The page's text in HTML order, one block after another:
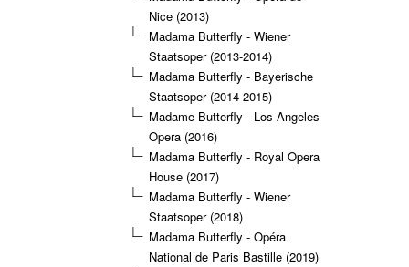
Nice (2013)
Madama Butterfly - Wiener
Staatsoper (2013-2014)
Madama Butterfly - Bayerische
Staatsoper (2014-2015)
Madame Butterfly - Los Angeles
Opera (2016)
Madama Butterfly - Royal Opera
House (2017)
Madama Butterfly - Wiener
Staatsoper (2018)
Madama Butterfly - Opéra
National de Paris Bastille (2019)